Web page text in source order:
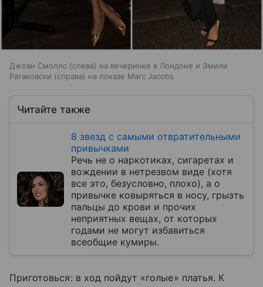
Джоан Смоллс (слева) на вечеринке в Лондоне и Эмили
Ратаковски (справа) на показе Marc Jacobs
Читайте также
8 звезд с самыми отвратительными
привычками
Речь не о наркотиках, сигаретах и
вождении в нетрезвом виде (хотя
все это, безусловно, плохо), а о
привычке ковыряться в носу, грызть
пальцы до крови и прочих
неприятных вещах, от которых
годами не могут избавиться
всеобщие кумиры.
Приготовься: в ход пойдут «голые» платья. К